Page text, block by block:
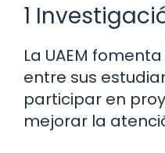
1
La UAEM
entre sus
participar en
mejorar la